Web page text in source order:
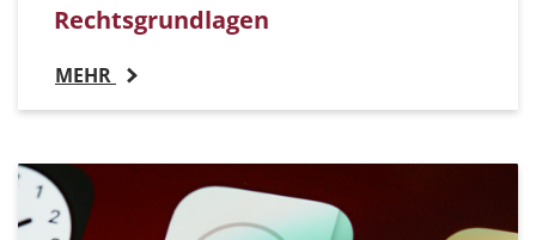
Rechtsgrundlagen
MEHR